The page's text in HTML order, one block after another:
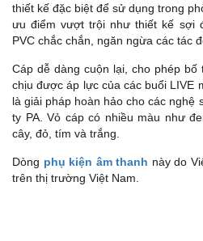
thiết kế đặc biệt để sử dụng trong
ưu điểm vượt trội như thiết kế sợi
PVC chắc chắn, ngăn ngừa các tác
Cáp dễ dàng cuộn lại, cho phép
chịu được áp lực của các buổi LIVE
là giải pháp hoàn hảo cho các nghệ
ty PA. Vỏ cáp có nhiều màu như
cây, đỏ, tím và trắng.
Dòng phụ kiện âm thanh này do
trên thị trường Việt Nam.